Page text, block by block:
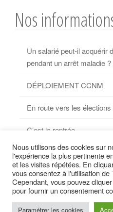
Nos
Un salarié peut-il acquérir
pendant un arrêt maladie ?
DÉPLOIEMENT CCNM
En route vers les
C’est la rentrée…
Nouvelle convention
Crédits Mentions légales
Nous utilisons des cookies sur
l'expérience la plus pertinente
et les visites répétées. En
vous consentez à l'utilisation de
Cependant, vous pouvez
pour fournir un consentement
Paramétrer les cookies